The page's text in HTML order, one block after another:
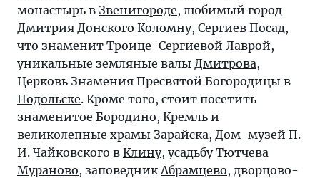
монастырь в Звенигороде, любимый город
Дмитрия Донского Коломну, Сергиев Посад,
что знаменит Троице-Сергиевой Лаврой,
уникальные земляные валы Дмитрова,
Церковь Знамения Пресвятой Богородицы в
Подольске. Кроме того, стоит посетить
знаменитое Бородино, Кремль и
великолепные храмы Зарайска, Дом-музей П.
И. Чайковского в Клину, усадьбу Тютчева
Мураново, заповедник Абрамцево, дворцово-